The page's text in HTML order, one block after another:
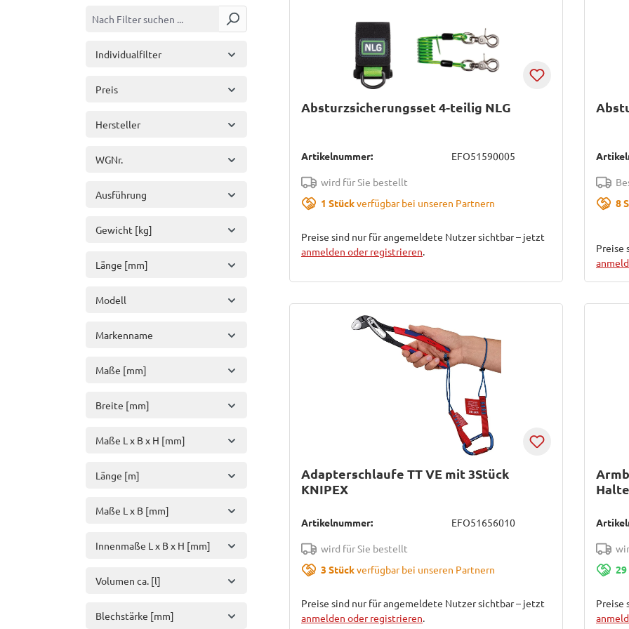
Individualfilter
Preis
Hersteller
WGNr.
Ausführung
Gewicht [kg]
Länge [mm]
Modell
Markenname
Maße [mm]
Breite [mm]
Maße L x B x H [mm]
Länge [m]
Maße L x B [mm]
Innenmaße L x B x H [mm]
Volumen ca. [l]
Blechstärke [mm]
Absturzsicherungsset 4-teilig NLG
Artikelnummer: EFO51590005
wird für Sie bestellt
1 Stückverfügbar bei unseren Partnern
Preise sind nur für angemeldete Nutzer sichtbar – jetzt
anmelden oder registrieren.
8
Preise
Adapterschlaufe TT VE mit 3Stück
KNIPEX
Artikelnummer: EFO51656010
wird für Sie bestellt
3 Stückverfügbar bei unseren Partnern
Preise sind nur für angemeldete Nutzer sichtbar – jetzt
anmelden oder registrieren.
29
Preise